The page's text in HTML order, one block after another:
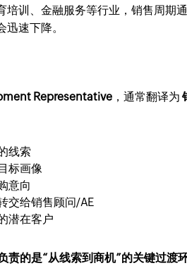
培训、金融服务等行业，销售周期
速下降。
Representative ，通常翻译为
线索
标画像
意向
交给销售顾问/AE
潜在客户
责的是“从线索到商机”的关键过渡